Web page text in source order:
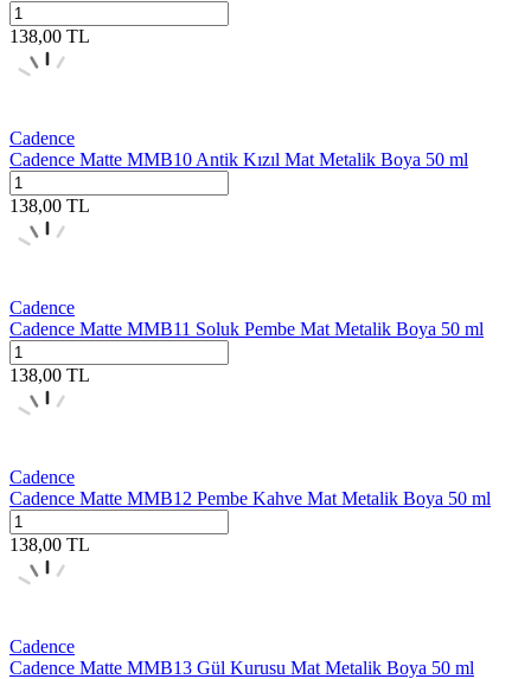
138,00 TL
Cadence
Cadence Matte MMB10 Antik Kızıl Mat Metalik Boya 50 ml
138,00 TL
Cadence
Cadence Matte MMB11 Soluk Pembe Mat Metalik Boya 50 ml
138,00 TL
Cadence
Cadence Matte MMB12 Pembe Kahve Mat Metalik Boya 50 ml
138,00 TL
Cadence
Cadence Matte MMB13 Gül Kurusu Mat Metalik Boya 50 ml